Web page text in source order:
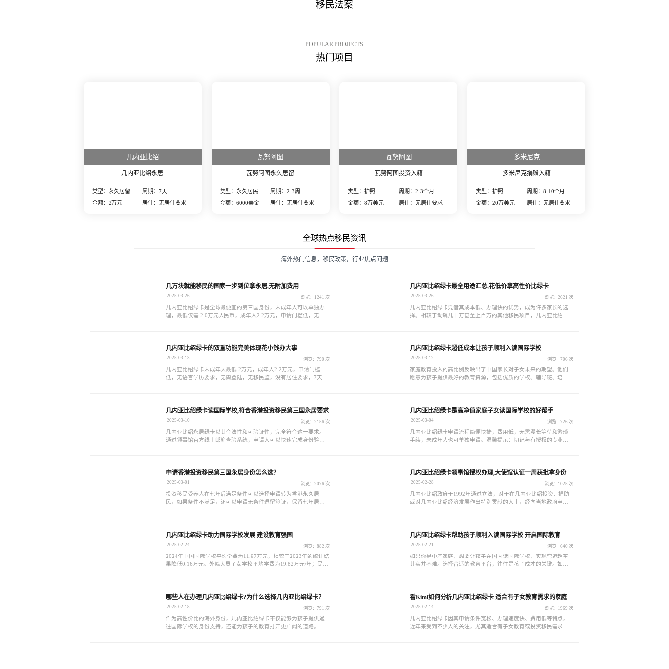
移民法案
POPULAR PROJECTS
热门项目
几内亚比绍
几内亚比绍永居
类型：永久居留
周期：7天
金额：2万元
居住：无居住要求
瓦努阿图
瓦努阿图永久居留
类型：永久居民
周期：2-3周
金额：6000美金
居住：无居住要求
瓦努阿图
瓦努阿图投资入籍
类型：护照
周期：2-3个月
金额：8万美元
居住：无居住要求
多米尼克
多米尼克捐赠入籍
类型：护照
周期：8-10个月
金额：20万美元
居住：无居住要求
全球热点移民资讯
海外热门信息，移民政策，行业焦点问题
几万块就能移民的国家一步到位拿永居,无附加费用
2025-03-26 浏览：1241 次
几内亚比绍绿卡是全球最便宜的第三国身份，未成年人可以单独办
理，最低仅需 2.0万元人民币，成年人2.2万元，申请门槛低，无移
几内亚比绍绿卡最全用途汇总,花低价拿高性价比绿卡
2025-03-26 浏览：2621 次
几内亚比绍绿卡凭借其成本低、办理快的优势，成为许多家长的选
择。相较于动辄几十万甚至上百万的其他移民项目，几内亚比绍绿
几内亚比绍绿卡的双重功能完美体现花小钱办大事
2025-03-13 浏览：790 次
几内亚比绍绿卡未成年人最低 2万元，成年人2.2万元，申请门槛
低，无语言学历要求，无需登陆，无移民监，没有居住要求，7天获
几内亚比绍绿卡超低成本让孩子顺利入读国际学校
2025-03-12 浏览：706 次
家庭教育投入的高比例反映出了中国家长对子女未来的期望。他们
愿意为孩子提供最好的教育资源，包括优质的学校、辅导班、培训
几内亚比绍绿卡读国际学校,符合香港投资移民第三国永居要求
2025-03-10 浏览：2156 次
几内亚比绍永居绿卡以其合法性和可验证性，完全符合这一要求。
通过领事馆官方线上邮箱查验系统，申请人可以快速完成身份验
几内亚比绍绿卡是高净值家庭子女读国际学校的好帮手
2025-03-04 浏览：726 次
几内亚比绍绿卡申请流程简便快捷，费用低，无需漫长等待和繁琐
手续，未成年人也可单独申请。温馨提示：切记与有授权的专业移
申请香港投资移民第三国永居身份怎么选？
2025-03-01 浏览：2076 次
投资移民受养人在七年后满足条件可以选择申请转为香港永久居
民，如果条件不满足，还可以申请无条件逗留签证，保留七年居留
几内亚比绍绿卡领事馆授权办理,大使馆认证一周获批拿身份
2025-02-28 浏览：1025 次
几内亚比绍政府于1992年通过立法，对于在几内亚比绍投资、捐助
或对几内亚比绍经济发展作出特别贡献的人士，经向当地政府申
几内亚比绍绿卡助力国际学校发展 建设教育强国
2025-02-24 浏览：882 次
2024年中国国际学校平均学费为11.97万元，相较于2023年的统计结
果降低0.16万元。外籍人员子女学校平均学费为19.82万元/年；民办
几内亚比绍绿卡帮助孩子顺利入读国际学校 开启国际教育
2025-02-21 浏览：640 次
如果你是中产家庭，想要让孩子在国内读国际学校，实现弯道超车
其实并不难。选择合适的教育平台，往往是孩子成才的关键。如果
哪些人在办理几内亚比绍绿卡?为什么选择几内亚比绍绿卡？
2025-02-18 浏览：791 次
作为高性价比的海外身份，几内亚比绍绿卡不仅能够为孩子提供通
往国际学校的身份支持，还能为孩子的教育打开更广阔的道路。几
看Kimi如何分析几内亚比绍绿卡 适合有子女教育需求的家庭
2025-02-14 浏览：1969 次
几内亚比绍绿卡因其申请条件宽松、办理速度快、费用低等特点，
近年来受到不少人的关注，尤其适合有子女教育或投资移民需求的